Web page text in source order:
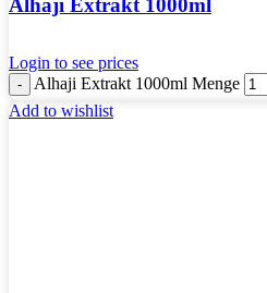
Alhaji Extrakt 1000ml
Login to see prices
Alhaji Extrakt 1000ml Menge
Add to wishlist